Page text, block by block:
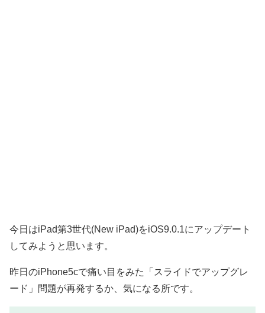
今日はiPad第3世代(New iPad)をiOS9.0.1にアップデート
してみようと思います。
昨日のiPhone5cで痛い目をみた「スライドでアップグレ
ード」問題が再発するか、気になる所です。